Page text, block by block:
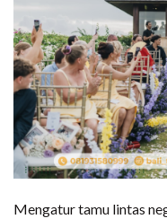
Mengatur tamu lintas